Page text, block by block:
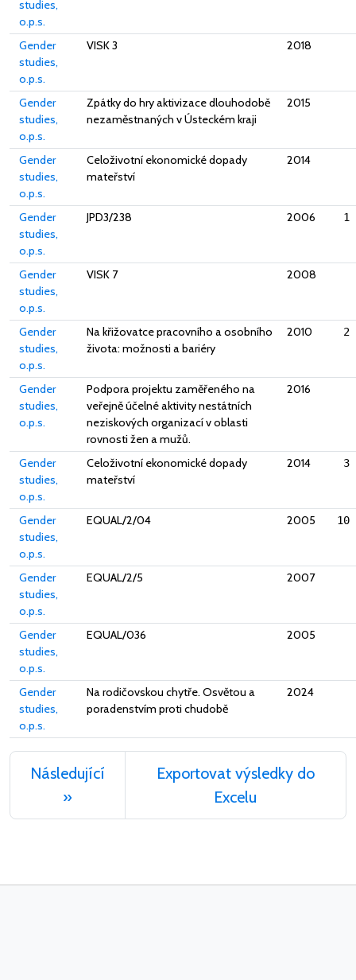
studies,
o.p.s.
Gender
studies,
o.p.s.
VISK 3 2018
Gender
studies,
o.p.s.
Zpátky do hry aktivizace dlouhodobě
nezaměstnaných v Ústeckém kraji
2015
Gender
studies,
o.p.s.
Celoživotní ekonomické dopady
mateřství
2014
Gender
studies,
o.p.s.
JPD3/238 2006 1
Gender
studies,
o.p.s.
VISK 7 2008
Gender
studies,
o.p.s.
Na křižovatce pracovního a osobního
života: možnosti a bariéry
2010 2
Gender
studies,
o.p.s.
Podpora projektu zaměřeného na
veřejně účelné aktivity nestátních
neziskových organizací v oblasti
rovnosti žen a mužů.
2016
Gender
studies,
o.p.s.
Celoživotní ekonomické dopady
mateřství
2014 3
Gender
studies,
o.p.s.
EQUAL/2/04 2005 10
Gender
studies,
o.p.s.
EQUAL/2/5 2007
Gender
studies,
o.p.s.
EQUAL/036 2005
Gender
studies,
o.p.s.
Na rodičovskou chytře. Osvětou a
poradenstvím proti chudobě
2024
Následující
»
Exportovat výsledky do
Excelu